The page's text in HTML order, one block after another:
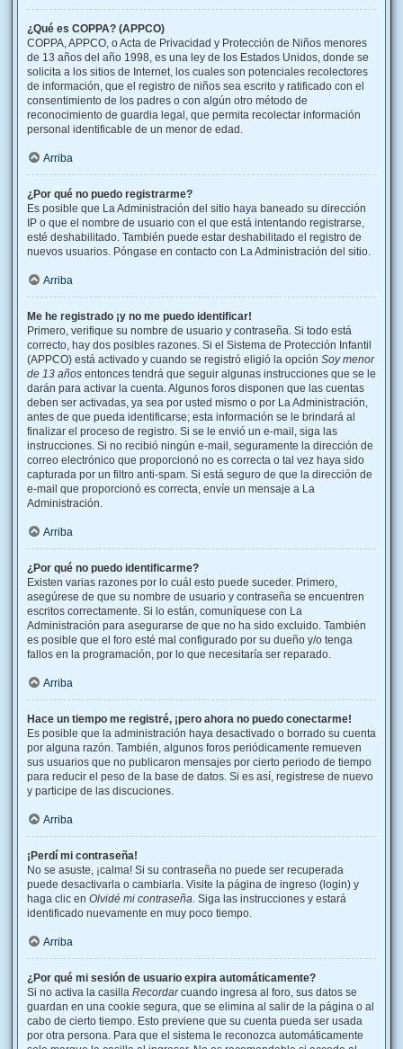
¿Qué es COPPA? (APPCO)
COPPA, APPCO, o Acta de Privacidad y Protección de Niños menores
de 13 años del año 1998, es una ley de los Estados Unidos, donde se
solicita a los sitios de Internet, los cuales son potenciales recolectores
de información, que el registro de niños sea escrito y ratificado con el
consentimiento de los padres o con algún otro método de
reconocimiento de guardia legal, que permita recolectar información
personal identificable de un menor de edad.
Arriba
¿Por qué no puedo registrarme?
Es posible que La Administración del sitio haya baneado su dirección
IP o que el nombre de usuario con el que está intentando registrarse,
esté deshabilitado. También puede estar deshabilitado el registro de
nuevos usuarios. Póngase en contacto con La Administración del sitio.
Arriba
Me he registrado ¡y no me puedo identificar!
Primero, verifique su nombre de usuario y contraseña. Si todo está
correcto, hay dos posibles razones. Si el Sistema de Protección Infantil
(APPCO) está activado y cuando se registró eligió la opción Soy menor
de 13 años entonces tendrá que seguir algunas instrucciones que se le
darán para activar la cuenta. Algunos foros disponen que las cuentas
deben ser activadas, ya sea por usted mismo o por La Administración,
antes de que pueda identificarse; esta información se le brindará al
finalizar el proceso de registro. Si se le envió un e-mail, siga las
instrucciones. Si no recibió ningún e-mail, seguramente la dirección de
correo electrónico que proporcionó no es correcta o tal vez haya sido
capturada por un filtro anti-spam. Si está seguro de que la dirección de
e-mail que proporcionó es correcta, envíe un mensaje a La
Administración.
Arriba
¿Por qué no puedo identificarme?
Existen varias razones por lo cuál esto puede suceder. Primero,
asegúrese de que su nombre de usuario y contraseña se encuentren
escritos correctamente. Si lo están, comuníquese con La
Administración para asegurarse de que no ha sido excluido. También
es posible que el foro esté mal configurado por su dueño y/o tenga
fallos en la programación, por lo que necesitaría ser reparado.
Arriba
Hace un tiempo me registré, ¡pero ahora no puedo conectarme!
Es posible que la administración haya desactivado o borrado su cuenta
por alguna razón. También, algunos foros periódicamente remueven
sus usuarios que no publicaron mensajes por cierto periodo de tiempo
para reducir el peso de la base de datos. Si es así, registrese de nuevo
y participe de las discuciones.
Arriba
¡Perdí mi contraseña!
No se asuste, ¡calma! Si su contraseña no puede ser recuperada
puede desactivarla o cambiarla. Visite la página de ingreso (login) y
haga clic en Olvidé mi contraseña. Siga las instrucciones y estará
identificado nuevamente en muy poco tiempo.
Arriba
¿Por qué mi sesión de usuario expira automáticamente?
Si no activa la casilla Recordarcuando ingresa al foro, sus datos se
guardan en una cookie segura, que se elimina al salir de la página o al
cabo de cierto tiempo. Esto previene que su cuenta pueda ser usada
por otra persona. Para que el sistema le reconozca automáticamente